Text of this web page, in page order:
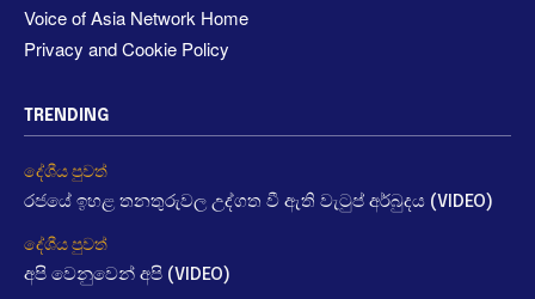
Voice of Asia Network Home
Privacy and Cookie Policy
TRENDING
දේශීය පුවත්
රජයේ ඉහළ තනතුරුවල උද්ගත වී ඇති වැටුප් අර්බුදය (VIDEO)
දේශීය පුවත්
අපි වෙනුවෙන් අපි (VIDEO)